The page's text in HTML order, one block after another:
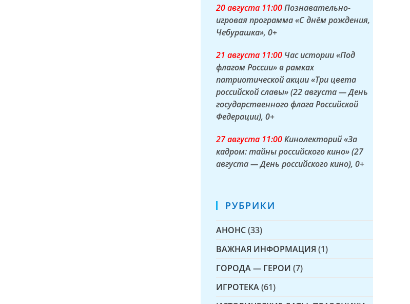
20 августа 11:00Познавательно-
игровая программа «С днём рождения,
Чебурашка», 0+
21 августа 11:00 Час истории «Под
флагом России» в рамках
патриотической акции «Три цвета
российской славы» (22 августа — День
государственного флага Российской
Федерации), 0+
27 августа 11:00Кинолекторий «За
кадром: тайны российского кино» (27
августа — День российского кино), 0+
РУБРИКИ
АНОНС(33)
ВАЖНАЯ ИНФОРМАЦИЯ (1)
ГОРОДА — ГЕРОИ (7)
ИГРОТЕКА(61)